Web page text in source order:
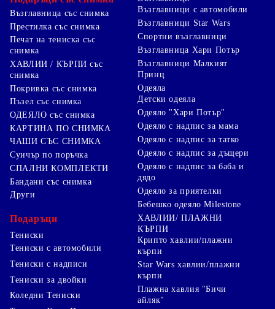
подаръка уникален.
Бранд идентичност
: Ако предлагате подаръци като част
от бизнес, персонализираните ленти могат да бъдат
чудесен начин за рекламиране на вашата марка.
Качество на материалите
: Избирайки качествени
материали за печат, можете да осигурите, че лентите ще
изглеждат страхотно и ще бъдат издръжливи.
Разнообразие от стилове
: Печатът на ленти предлага
безкрайни възможности за дизайн, което ви позволява да
изразите вашата креативност.
Как да изберете правилния печат
Когато избирате печат на ленти за опаковане, е важно да
вземете предвид няколко фактора:
Цел на подаръка: Определете дали подаръкът е за
личен случай или бизнес. Въз основа на това изберете
подходящи цветове и стилове.
Размер на лентата
: Уверете се, че размерът на лентата
е подходящ за опаковката на подаръка. По-широките
ленти могат да придадат елегантен вид, докато по-
тесните са идеални за по-семпли опаковки.
Качество на печата
: Изберете доверен доставчик,
който предлага висококачествен печат, за да осигурите,
че дизайните ще бъдат ясни и привлекателни.
Печатът на ленти и панделки за опаковане на подаръци
е отличен начин да добавите персонализация и стил на
вашите подаръци. Независимо дали търсите начин да
Възглавница със снимка
Престилка със снимка
Печат на тениска със
снимка
ХАВЛИИ / КЪРПИ със
снимка
Покривка със снимка
Пъзел със снимка
ОДЕЯЛО със снимка
КАРТИНА ПО СНИМКА
ЧАШИ СЪС СНИМКА
Суичър по поръчка
СПАЛНИ КОМПЛЕКТИ
Бандани със снимка
Други
Подаръци
Тениски
Тениски с автомобили
Тениски с надписи
Тениски за двойки
Коледни Тениски
Възглавници с автомобили
Възглавници Star Wars
Спортни възглавници
Възглавница Хари Потър
Възглавници Малкият
Принц
Одеяла
Детски одеяла
Одеяло "Хари Потър"
Одеяло с надпис за мама
Одеяло с надпис за татко
Одеяло с надпис за дъщери
Одеяло с надпис за баба и
дядо
Одеяло за приятелки
Бебешко одеяло Milestone
ХАВЛИИ/ ПЛАЖНИ
КЪРПИ
Крипто хавлии/плажни
кърпи
Star Wars хавлии/плажни
кърпи
Плажна хавлия "Бичи
айляк"